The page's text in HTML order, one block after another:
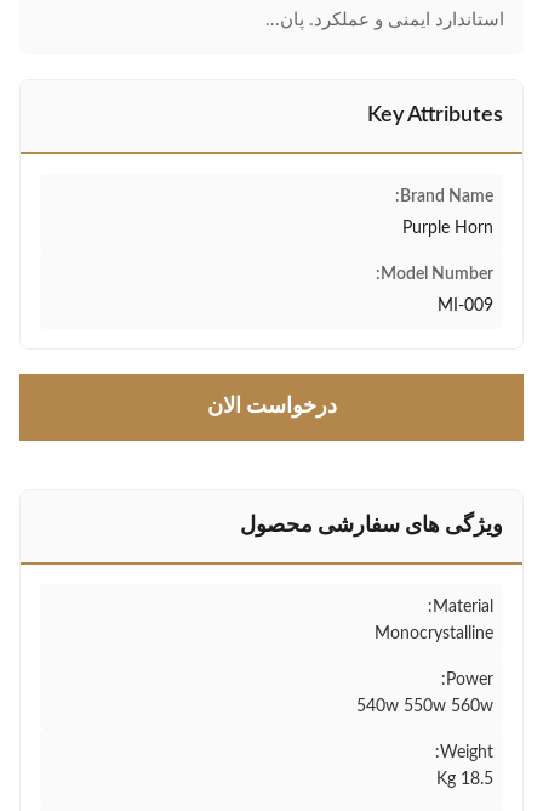
استاندارد ایمنی و عملکرد. پان...
Key Attributes
Brand Name:
Purple Horn
Model Number:
MI-009
درخواست الان
ویژگی های سفارشی محصول
Material:
Monocrystalline
Power:
540w 550w 560w
Weight:
18.5 Kg